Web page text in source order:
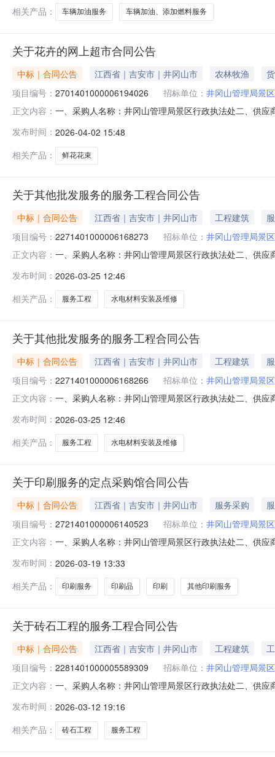
相关产品：
车辆加油服务 车辆加油、添加燃料服务
关于花卉的网上超市合同公告
中标｜合同公告 江西省｜吉安市｜井冈山市 农林牧渔
项目编号： 2701401000006194026 招标单位： 井冈山管理局景
正文内容： 一、采购人名称：井冈山管理局景区行政执法处二、供
的基本概况：七、其它事项：无八、联系方式1、采购人
发布时间： 2026-04-02 15:48
相关产品：
鲜花花束
关于其他批发服务的服务工程合同公告
中标｜合同公告 江西省｜吉安市｜井冈山市 工程建筑
项目编号： 2271401000006168273 招标单位： 井冈山管理局景
正文内容： 一、采购人名称：井冈山管理局景区行政执法处二、供
或标的基本概况：七、其它事项：无八、联系方式1、采
发布时间： 2026-03-25 12:46
相关产品：
服务工程 水电材料安装及维修
关于其他批发服务的服务工程合同公告
中标｜合同公告 江西省｜吉安市｜井冈山市 工程建筑
项目编号： 2271401000006168266 招标单位： 井冈山管理局景
正文内容： 一、采购人名称：井冈山管理局景区行政执法处二、供
求或标的基本概况：七、其它事项：无八、联系方式1、
发布时间： 2026-03-25 12:46
相关产品：
服务工程 水电材料安装及维修
关于印刷服务的定点采购馆合同公告
中标｜合同公告 江西省｜吉安市｜井冈山市 服务采购
项目编号： 2721401000006140523 招标单位： 井冈山管理局景
正文内容： 一、采购人名称：井冈山管理局景区行政执法处二、供
基本概况：七、其它事项：无八、联系方式1、采购人名
发布时间： 2026-03-19 13:33
相关产品：
印刷服务 印刷品 印刷 其他印刷服务
关于砖石工程的服务工程合同公告
中标｜合同公告 江西省｜吉安市｜井冈山市 工程建筑
项目编号： 2281401000005589309 招标单位： 井冈山管理局景
正文内容： 一、采购人名称：井冈山管理局景区行政执法处二、供
标的基本概况：七、其它事项：无八、联系方式1、采购
发布时间： 2026-03-12 19:16
相关产品：
砖石工程 服务工程